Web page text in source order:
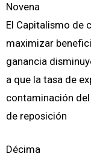
Novena
El Capitalismo de
maximizar
ganancia
a que la tasa de
contaminación
de reposición
Décima